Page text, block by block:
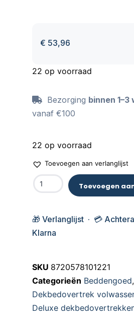
€ 53,96
22 op voorraad
Bezorging binnen
vanaf €100
22 op voorraad
Toevoegen aan verlanglijst
Toevoegen
🎁 Verlanglijst · 💳
Klarna
SKU 8720578101221
Categorieën Beddengoed,
Dekbedovertrek
Deluxe